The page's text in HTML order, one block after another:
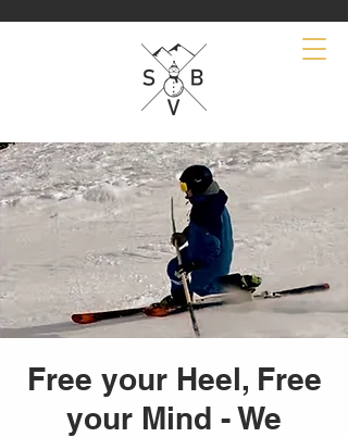
Free your Heel, Free
your Mind - We